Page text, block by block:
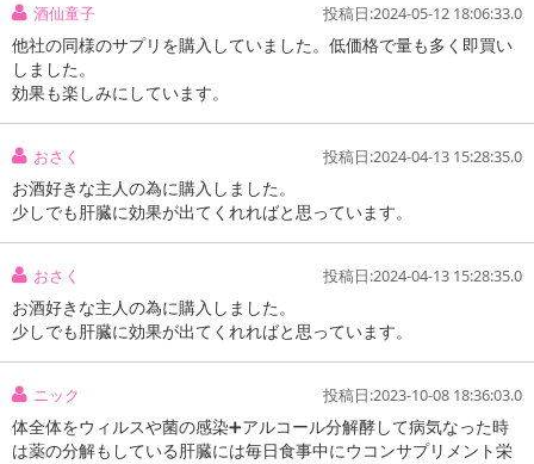
毎日夜遅くまで頑張る方を応援♪「栄養の宝庫」肝臓エキスをド〜ン
と9000mg配合！夜のお付き合いが多い方でも朝からドンドン動き
たくなる感じ！肝臓エキスのほかに、カキ肉エキス、L-オルニチ
ン、亜鉛、ウコン、シジミエキスなど日々の体調管理を心がけてい
酒仙童子 投稿日:2024-05-12 18:06:33.0
他社の同様のサプリを購入していました。低価格で量も多く即買い
しました。
効果も楽しみにしています。
おさく 投稿日:2024-04-13 15:28:35.0
お酒好きな主人の為に購入しました。
少しでも肝臓に効果が出てくれればと思っています。
おさく 投稿日:2024-04-13 15:28:35.0
お酒好きな主人の為に購入しました。
少しでも肝臓に効果が出てくれればと思っています。
ニック 投稿日:2023-10-08 18:36:03.0
体全体をウィルスや菌の感染➕アルコール分解酵して病気なった時
は薬の分解もしている肝臓には毎日食事中にウコンサプリメント栄